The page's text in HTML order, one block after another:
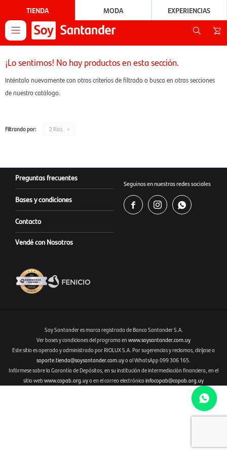
TIENDA MODA EXPERIENCIAS

¡Lo sentimos! No hay productos en esta sección.
Inténtalo nuevamente con otros criterios de filtrado o busca en otras secciones
de nuestro catálogo.
Filtrando por: 2 Rios
Preguntas frecuentes
Bases y condiciones
Contacto
Vendé con Nosotros
Seguinos en nuestras redes sociales
  
Fenicio eCommerce Uruguay
Soy Santander es marca registrada de Banco Santander S.A.
Ver bases y condiciones del programa en www.soysantander.com.uy
Este sitio es operado y administrado por RIOLUX S.A. Por sugerencias y reclamos, diríjase a
soporte.tienda@soysantander.com.uyo al WhatsApp 099 306 165.
Infórmese sobre la Garantía de Depósitos, en su institución de intermediación financiera, en el
sitio webwww.copab.org.uyo en el correo electrónicoinfocopab@copab.org.uy